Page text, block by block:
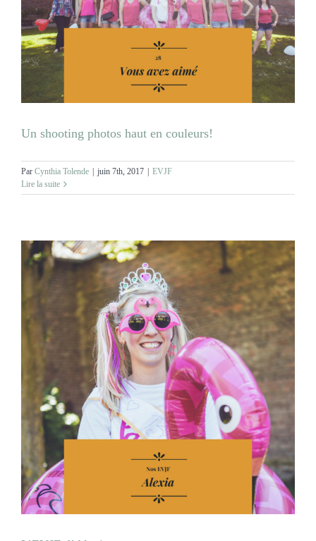
NOS ACTIVITES
CONTACT
Un shooting photos haut en couleurs!
Par Cynthia Tolende | juin 7th, 2017 | EVJF
Lire la suite